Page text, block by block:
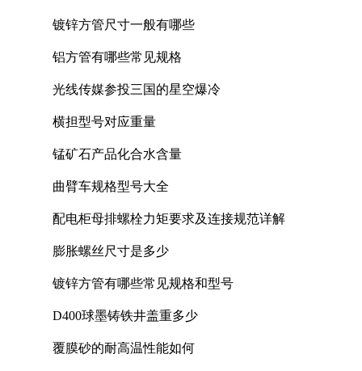
镀锌方管尺寸一般有哪些
铝方管有哪些常见规格
光线传媒参投三国的星空爆冷
横担型号对应重量
锰矿石产品化合水含量
曲臂车规格型号大全
配电柜母排螺栓力矩要求及连接规范详解
膨胀螺丝尺寸是多少
镀锌方管有哪些常见规格和型号
D400球墨铸铁井盖重多少
覆膜砂的耐高温性能如何